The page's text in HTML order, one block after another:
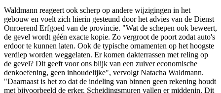
Waldmann reageert ook scherp op andere wijzigingen in het
gebouw en voelt zich hierin gesteund door het advies van de Dienst
Onroerend Erfgoed van de provincie. "Wat de schepen ook beweert,
de gevel wordt géén exacte kopie. Zo vergroot de poort zodat auto's
erdoor te kunnen laten. Ook de typische ornamenten op het hoogste
verdiep worden weggelaten. Er komen dakterrassen met reling op
de gevel? Dit geeft voor ons blijk van een zuiver economische
denkoefening, geen inhoudelijke", vervolgt Natacha Waldmann.
"Daarnaast is het zo dat de indeling van binnen geen rekening houdt
met bijvoorbeeld de erker. Scheidingsmuren vallen er middenin. Dit